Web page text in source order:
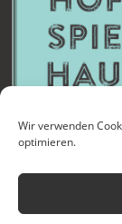
Wir verwenden
optimieren.